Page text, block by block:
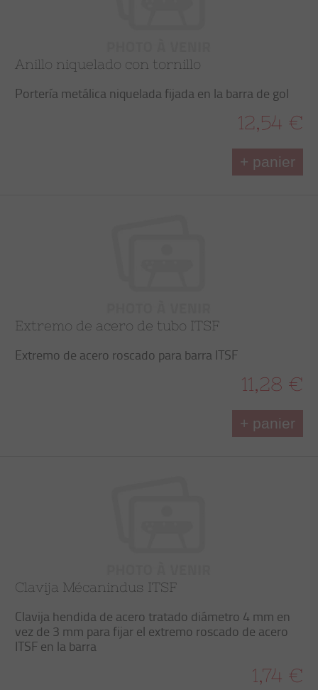
Anillo niquelado con tornillo
Portería metálica niquelada fijada en la barra de gol
12,54 €
+ panier
Extremo de acero de tubo ITSF
Extremo de acero roscado para barra ITSF
11,28 €
+ panier
Clavija Mécanindus ITSF
Clavija hendida de acero tratado diámetro 4 mm en
vez de 3 mm para fijar el extremo roscado de acero
ITSF en la barra
1,74 €